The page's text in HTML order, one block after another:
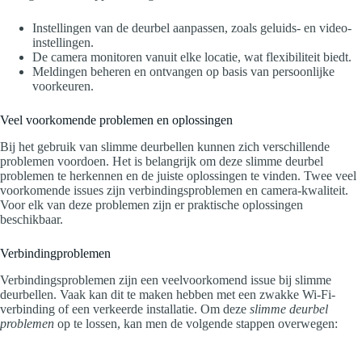
Instellingen van de deurbel aanpassen, zoals geluids- en video-
instellingen.
De camera monitoren vanuit elke locatie, wat flexibiliteit biedt.
Meldingen beheren en ontvangen op basis van persoonlijke
voorkeuren.
Veel voorkomende problemen en oplossingen
Bij het gebruik van slimme deurbellen kunnen zich verschillende
problemen voordoen. Het is belangrijk om deze slimme deurbel
problemen te herkennen en de juiste oplossingen te vinden. Twee veel
voorkomende issues zijn verbindingsproblemen en camera-kwaliteit.
Voor elk van deze problemen zijn er praktische oplossingen
beschikbaar.
Verbindingproblemen
Verbindingsproblemen zijn een veelvoorkomend issue bij slimme
deurbellen. Vaak kan dit te maken hebben met een zwakke Wi-Fi-
verbinding of een verkeerde installatie. Om deze slimme deurbel
problemen op te lossen, kan men de volgende stappen overwegen: